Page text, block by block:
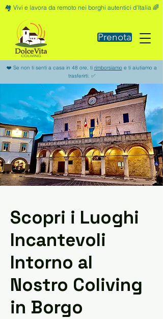
🏘️ Vivi e lavora da remoto nei borghi autentici d'Italia 🌈
Prenota
❤️ Se non ti senti a casa in 48 ore, ti rimborsiamoe ti aiutiamo a
trasferirti. ✅
Scopri i Luoghi
Incantevoli
Intorno al
Nostro Coliving
in Borgo